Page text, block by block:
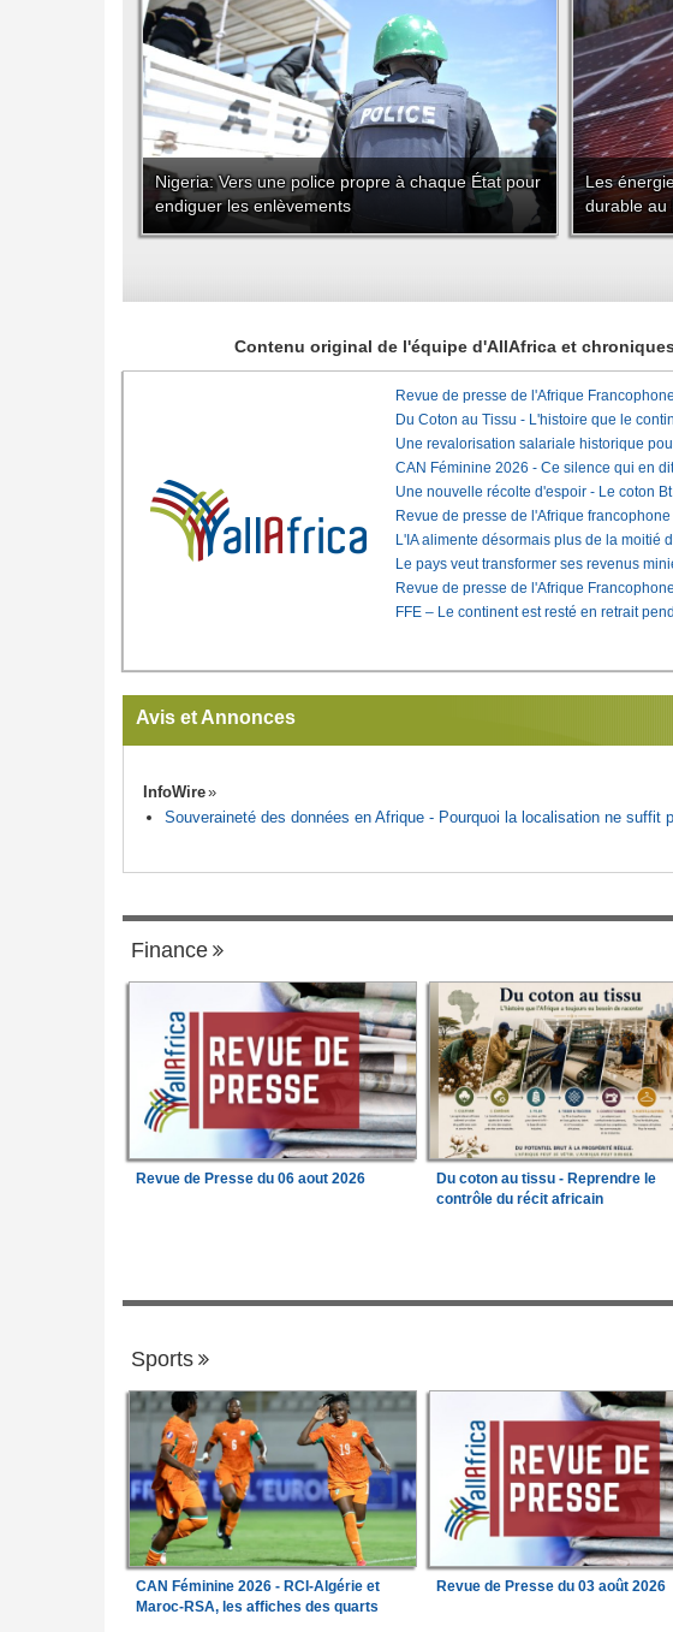
Nigeria: Vers une police propre à chaque État pour
endiguer les enlèvements
Les
durable au
Contenu original de l'équipe d'AllAfrica et
Revue de presse de l'Afrique
Du Coton au Tissu - L'histoire que le
Une revalorisation salariale historique
CAN Féminine 2026 - Ce silence qui en
Une nouvelle récolte d'espoir - Le coton
Revue de presse de l'Afrique
L'IA alimente désormais plus de la moitié
Le pays veut transformer ses revenus
Revue de presse de l'Afrique
FFE – Le continent est resté en retrait
Avis et Annonces
InfoWire
Souveraineté des données en Afrique - Pourquoi la localisation ne suffit
Finance
Revue de Presse du 06 aout 2026
Du coton au tissu - Reprendre le
contrôle du récit africain
Sports
CAN Féminine 2026 - RCI-Algérie et
Maroc-RSA, les affiches des quarts
Revue de Presse du 03 août 2026